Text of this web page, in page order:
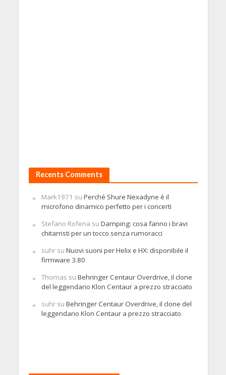
Recents Comments
Mark1971 su Perché Shure Nexadyne è il
microfono dinamico perfetto per i concerti
Stefano Rofena su Damping: cosa fanno i bravi
chitarristi per un tocco senza rumoracci
suhrsu Nuovi suoni per Helix e HX: disponibile il
firmware 3.80
Thomas su Behringer Centaur Overdrive, il clone
del leggendario Klon Centaur a prezzo stracciato
suhrsu Behringer Centaur Overdrive, il clone del
leggendario Klon Centaur a prezzo stracciato